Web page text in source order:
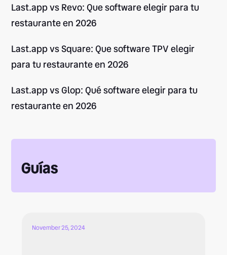
Last.app vs Revo: Que software elegir para tu
restaurante en 2026
Last.app vs Square: Que software TPV elegir
para tu restaurante en 2026
Last.app vs Glop: Qué software elegir para tu
restaurante en 2026
Guías
November 25, 2024